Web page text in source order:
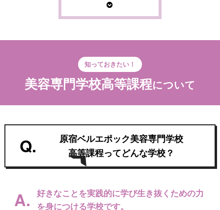
知っておきたい！
美容専門学校高等課程について
Q.
原宿ベルエポック美容専門学校
高等課程ってどんな学校？
A.
好きなことを実践的に学び生き抜くための力
を身につける学校です。